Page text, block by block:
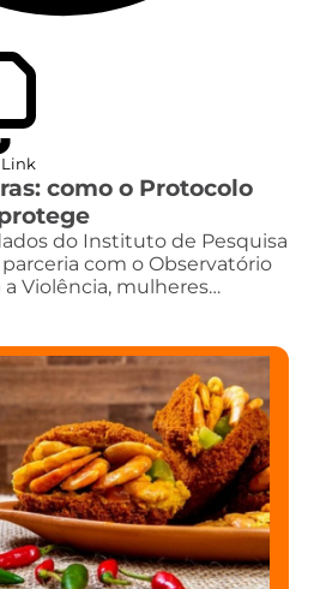
como o Protocolo
do Instituto de Pesquisa
com o Observatório
Violência, mulheres…